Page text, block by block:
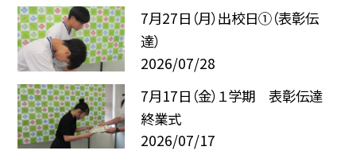
7月27日（月）出校日①（表彰伝
達）
2026/07/28
7月17日（金）１学期 表彰伝達
終業式
2026/07/17